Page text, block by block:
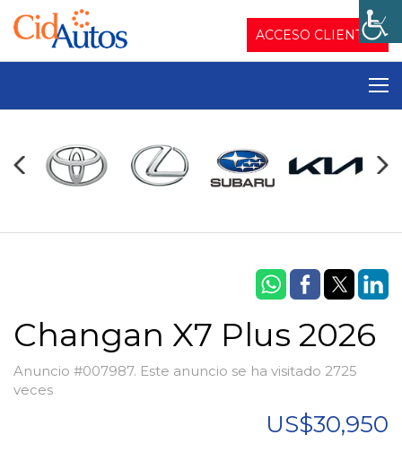
ACCESO CLIENTES
Changan X7 Plus 2026
Anuncio #007987. Este anuncio se ha visitado 2725
veces
US$30,950